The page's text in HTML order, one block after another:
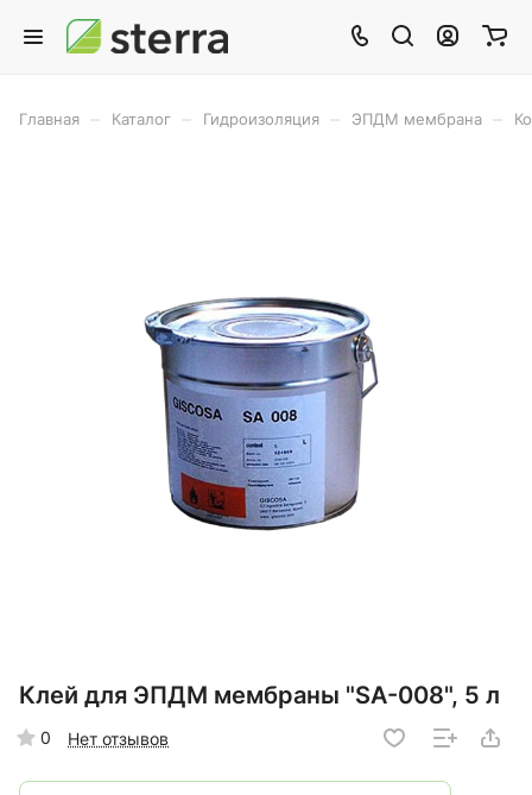
Главная Каталог Гидроизоляция ЭПДМ мембрана
Клей для ЭПДМ мембраны "SA-008", 5 л
0 Нет отзывов